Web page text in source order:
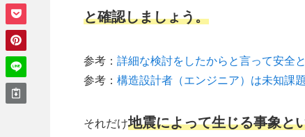
と確認しましょう。
参考： 詳細な検討をしたからと言って安全
参考： 構造設計者（エンジニア）は未知課
それだけ地震によって生じる事象と